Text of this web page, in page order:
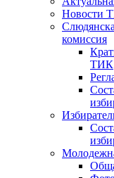
Новости
комиссия
ТИК